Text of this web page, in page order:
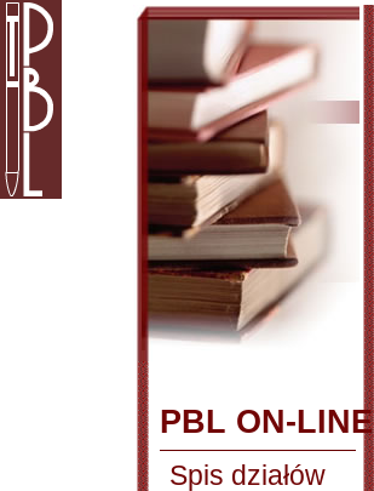
PBL ON-LINE
Spis działów